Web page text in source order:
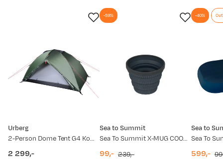
Urberg
2-Person Dome Tent G4 Kombu Green
2 299,-
Sea to Summit
Sea To Summit X-MUG COOL GRIP Charcoal
-59%
99,- 239,-
Sea to
-40%
599,-